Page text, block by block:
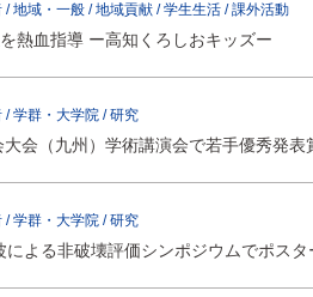
/地域・一般 /地域貢献 /学生生活 /課外活動
熱血指導 ー高知くろしおキッズー
/学群・大学院 /研究
会（九州）学術講演会で若手優秀発表
/学群・大学院 /研究
よる非破壊評価シンポジウムでポスタ